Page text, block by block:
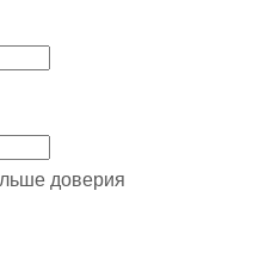
доверия